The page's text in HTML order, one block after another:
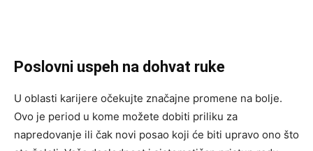
Poslovni uspeh na dohvat ruke
U oblasti karijere očekujte značajne promene na bolje.
Ovo je period u kome možete dobiti priliku za
napredovanje ili čak novi posao koji će biti upravo ono što